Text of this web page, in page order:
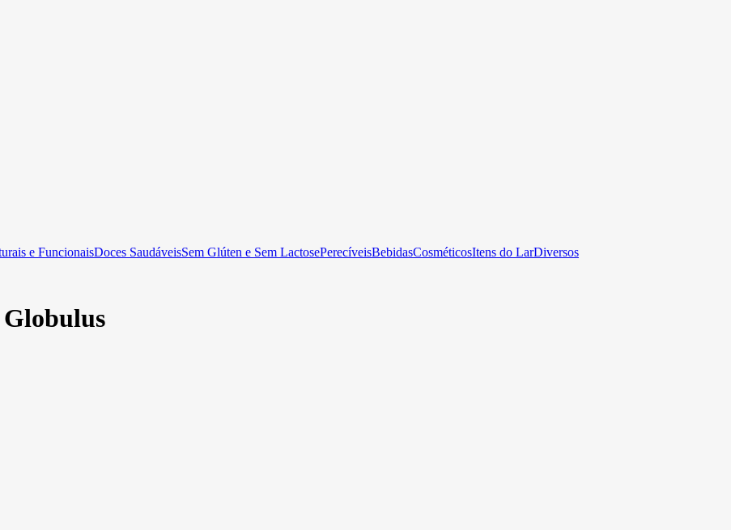
e FuncionaisDoces SaudáveisSem Glúten e Sem LactosePerecíveisBebidasCosméticosItens do LarDiversos